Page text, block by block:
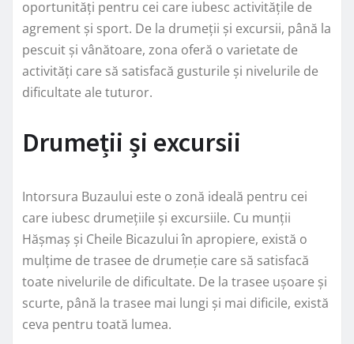
oportunități pentru cei care iubesc activitățile de
agrement și sport. De la drumeții și excursii, până la
pescuit și vânătoare, zona oferă o varietate de
activități care să satisfacă gusturile și nivelurile de
dificultate ale tuturor.
Drumeții și excursii
Intorsura Buzaului este o zonă ideală pentru cei
care iubesc drumețiile și excursiile. Cu munții
Hășmaș și Cheile Bicazului în apropiere, există o
mulțime de trasee de drumeție care să satisfacă
toate nivelurile de dificultate. De la trasee ușoare și
scurte, până la trasee mai lungi și mai dificile, există
ceva pentru toată lumea.